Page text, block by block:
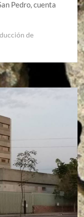
Pedro, cuenta
de